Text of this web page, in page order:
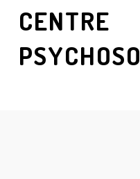
CENTRE